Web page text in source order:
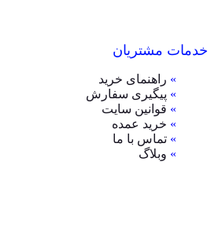
خدمات مشتریان
» راهنمای خرید
» پیگیری سفارش
» قوانین سایت
» خرید عمده
» تماس با ما
» وبلاگ